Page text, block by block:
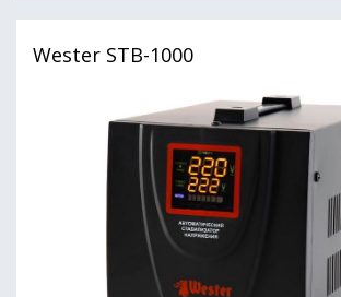
Wester STB-1000